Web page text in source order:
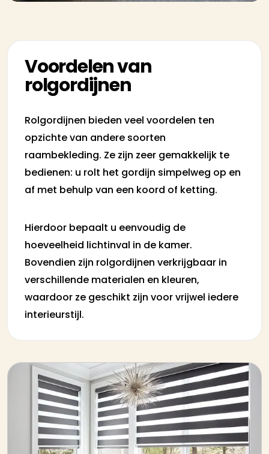
Voordelen van
rolgordijnen
Rolgordijnen bieden veel voordelen ten
opzichte van andere soorten
raambekleding. Ze zijn zeer gemakkelijk te
bedienen: u rolt het gordijn simpelweg op en
af met behulp van een koord of ketting.
Hierdoor bepaalt u eenvoudig de
hoeveelheid lichtinval in de kamer.
Bovendien zijn rolgordijnen verkrijgbaar in
verschillende materialen en kleuren,
waardoor ze geschikt zijn voor vrijwel iedere
interieurstijl.